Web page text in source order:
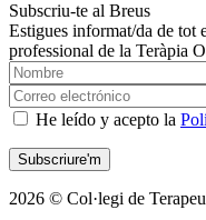
Subscriu-te al Breus
Estigues informat/da de tot
professional de la Teràpia
He leído y acepto la
2026 © Col·legi de